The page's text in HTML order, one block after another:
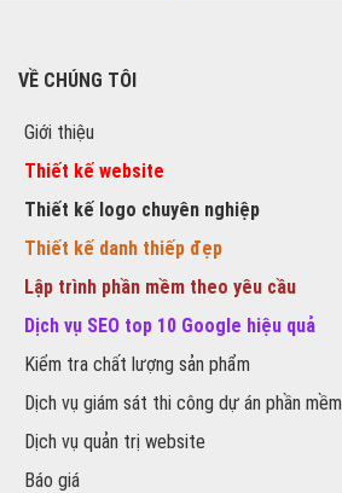
VỀ CHÚNG TÔI
Giới thiệu
Thiết kế website
Thiết kế logo chuyên nghiệp
Thiết kế danh thiếp đẹp
Lập trình phần mềm theo yêu cầu
Dịch vụ SEO top 10 Google hiệu quả
Kiểm tra chất lượng sản phẩm
Dịch vụ giám sát thi công dự án phần mềm
Dịch vụ quản trị website
Báo giá